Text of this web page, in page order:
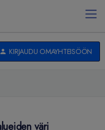
KIRJAUDU OMAYHTEISÖÖN
väri